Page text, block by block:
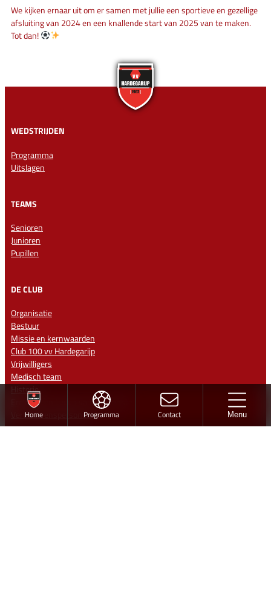
Home Programma Contact Menu
We kijken ernaar uit om er samen met jullie een sportieve en gezellige
afsluiting van 2024 en een knallende start van 2025 van te maken.
Tot dan!
WEDSTRIJDEN
Programma
Uitslagen
TEAMS
Senioren
Junioren
Pupillen
DE CLUB
Organisatie
Bestuur
Missie en kernwaarden
Club 100 vv Hardegarijp
Vrijwilligers
Medisch team
Historie
Ereleden en Leden van Verdienste
Vertrouwenspersonen